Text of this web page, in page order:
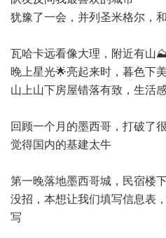
犹豫了一会，并列圣米格尔，
瓦哈卡远看像大理，附近有山
晚上星光🌟亮起来时，暮色下
山上山下房屋错落有致，生活
回顾一个月的墨西哥，打破了
觉得国内的基建太牛
第一晚落地墨西哥城，民宿楼
没招，本想让我们填写信息表
写